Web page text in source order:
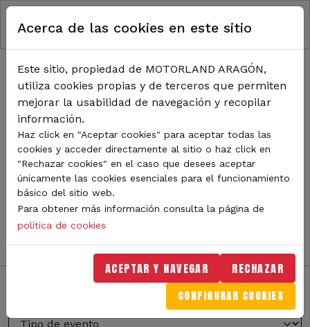
Pasar al contenido principal
RUTA DE NAVEGACIÓN
Inicio Noticias
TODA LA ACTUALIDAD DE
MOTORLAND
Sigue de cerca todas las novedades de MotorLand
Aragón. Aquí encontrarás noticias sobre eventos,
competiciones, pilotos, novedades del circuito y
mucho más. Filtra por categoría o tipo de contenido y
no te pierdas nada del mundo del motor.
Acerca de las cookies en este sitio
Este sitio, propiedad de MOTORLAND ARAGÓN,
utiliza cookies propias y de terceros que permiten
mejorar la usabilidad de navegación y recopilar
información.
Haz click en "Aceptar cookies" para aceptar todas las
cookies y acceder directamente al sitio o haz click en
"Rechazar cookies" en el caso que desees aceptar
únicamente las cookies esenciales para el funcionamiento
básico del sitio web.
Para obtener más información consulta la página de
política de cookies
ACEPTAR Y NAVEGAR RECHAZAR
CONFIGURAR COOKIES